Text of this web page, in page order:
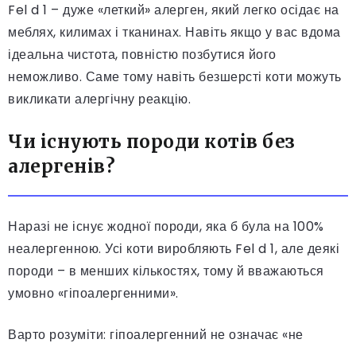
Fel d 1 – дуже «леткий» алерген, який легко осідає на
меблях, килимах і тканинах. Навіть якщо у вас вдома
ідеальна чистота, повністю позбутися його
неможливо. Саме тому навіть безшерсті коти можуть
викликати алергічну реакцію.
Чи існують породи котів без
алергенів?
Наразі не існує жодної породи, яка б була на 100%
неалергенною. Усі коти виробляють Fel d 1, але деякі
породи – в менших кількостях, тому й вважаються
умовно «гіпоалергенними».
Варто розуміти: гіпоалергенний не означає «не